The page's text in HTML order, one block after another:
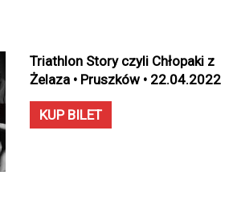
Triathlon Story czyli Chłopaki z
Żelaza • Pruszków • 22.04.2022
KUP BILET